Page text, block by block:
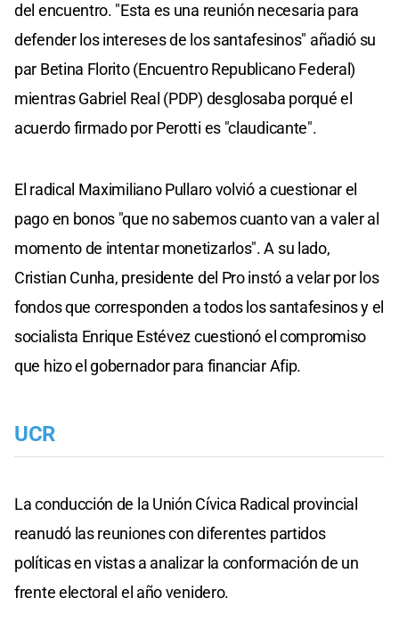
del encuentro. "Esta es una reunión necesaria para
defender los intereses de los santafesinos" añadió su
par Betina Florito (Encuentro Republicano Federal)
mientras Gabriel Real (PDP) desglosaba porqué el
acuerdo firmado por Perotti es "claudicante".
El radical Maximiliano Pullaro volvió a cuestionar el
pago en bonos "que no sabemos cuanto van a valer al
momento de intentar monetizarlos". A su lado,
Cristian Cunha, presidente del Pro instó a velar por los
fondos que corresponden a todos los santafesinos y el
socialista Enrique Estévez cuestionó el compromiso
que hizo el gobernador para financiar Afip.
UCR
La conducción de la Unión Cívica Radical provincial
reanudó las reuniones con diferentes partidos
políticas en vistas a analizar la conformación de un
frente electoral el año venidero.